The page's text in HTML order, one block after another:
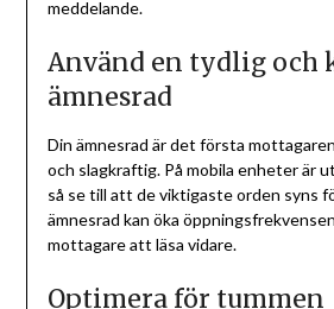
meddelande.
Använd en tydlig och
ämnesrad
Din ämnesrad är det första
och slagkraftig. På mobila enheter är
så se till att de viktigaste orden syns
ämnesrad kan öka
mottagare att läsa vidare.
Optimera för tummen